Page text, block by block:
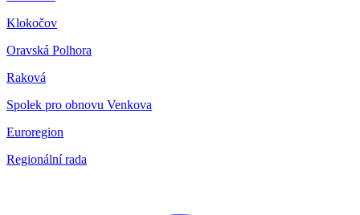
Klokočov
Oravská Polhora
Raková
Spolek pro obnovu Venkova
Euroregion
Regionální rada